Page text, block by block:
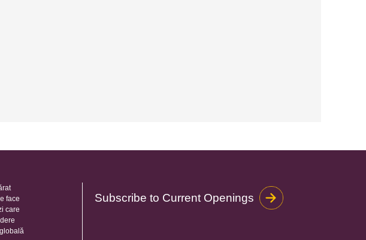
Subscribe to Current Openings
face
care